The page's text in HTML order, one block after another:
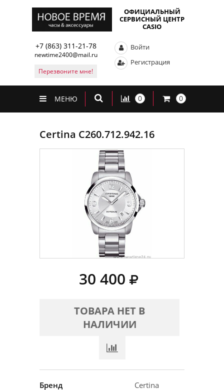
ОФИЦИАЛЬНЫЙ
СЕРВИСНЫЙ ЦЕНТР
CASIO
+7 (863) 311-21-78
newtime2400@mail.ru
Перезвоните мне!
Войти
Регистрация
МЕНЮ 0 0
Certina C260.712.942.16
30 400
ТОВАРА НЕТ В
НАЛИЧИИ
Бренд
Certina